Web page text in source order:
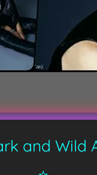
and Wild